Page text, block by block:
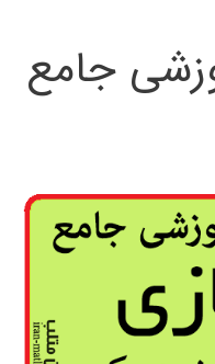
جامع